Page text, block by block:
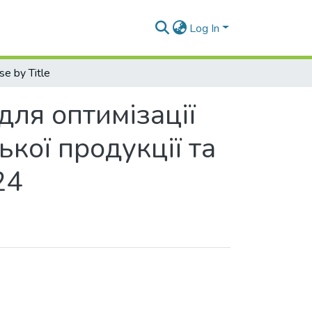
Log In
by Title
оптимізації
продукції та